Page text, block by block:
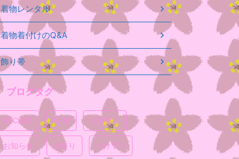
着物レンタル
着物着付けのQ&A
飾り帯
ブログタグ
BTC決済 NEM お宮参り
お知らせ お祭り つけ下げ